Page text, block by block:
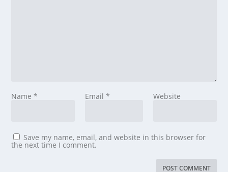
Name* Email * Website
Save my name, email, and website in this browser for
the next time I comment.